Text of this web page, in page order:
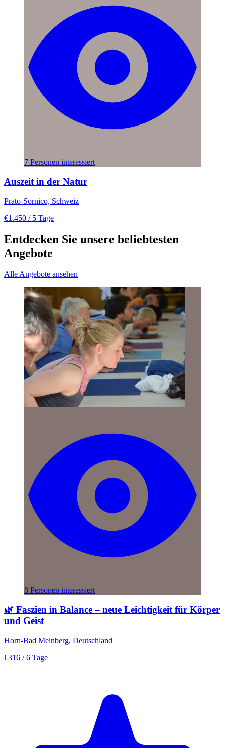
7 Personen interessiert
Auszeit in der Natur
Prato-Sornico, Schweiz
€1.450 / 5 Tage
Entdecken Sie unsere beliebtesten
Angebote
Alle Angebote ansehen
8 Personen interessiert
🌿 Faszien in Balance – neue Leichtigkeit für Körper
und Geist
Horn-Bad Meinberg, Deutschland
€316 / 6 Tage